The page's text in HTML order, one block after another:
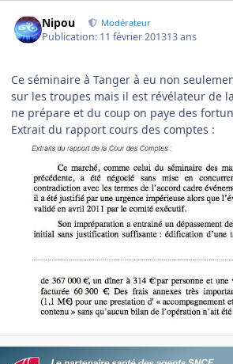
Nipou Modérateur
Publication: 11 février 201313 ans
Ce séminaire à Tanger à eu non
sur les troupes mais il est révélateur de
ne prépare et du coup on paye des
Extrait du rapport cours des comptes :